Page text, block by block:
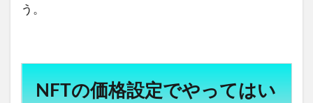
う。
NFTの価格設定でやってはい